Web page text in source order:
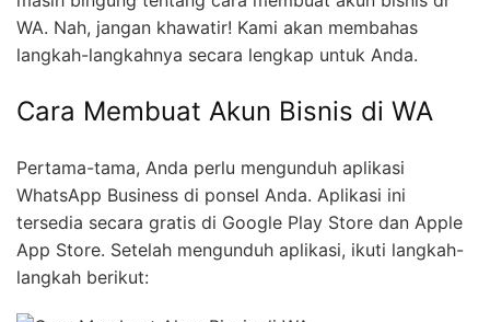
WA. Nah, jangan khawatir! Kami akan membahas
langkah-langkahnya secara lengkap untuk Anda.
Cara Membuat Akun Bisnis di WA
Pertama-tama, Anda perlu mengunduh aplikasi
WhatsApp Business di ponsel Anda. Aplikasi ini
tersedia secara gratis di Google Play Store dan Apple
App Store. Setelah mengunduh aplikasi, ikuti langkah-
langkah berikut: